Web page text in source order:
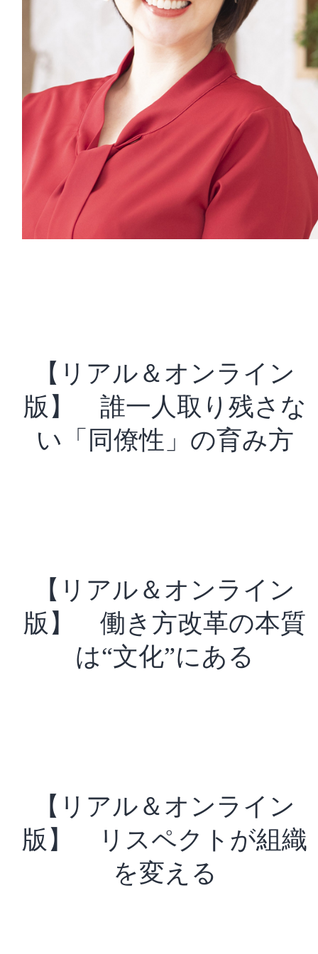
【リアル＆オンライン
版】 誰一人取り残さな
い「同僚性」の育み方
【リアル＆オンライン
版】 働き方改革の本質
は“文化”にある
【リアル＆オンライン
版】 リスペクトが組織
を変える